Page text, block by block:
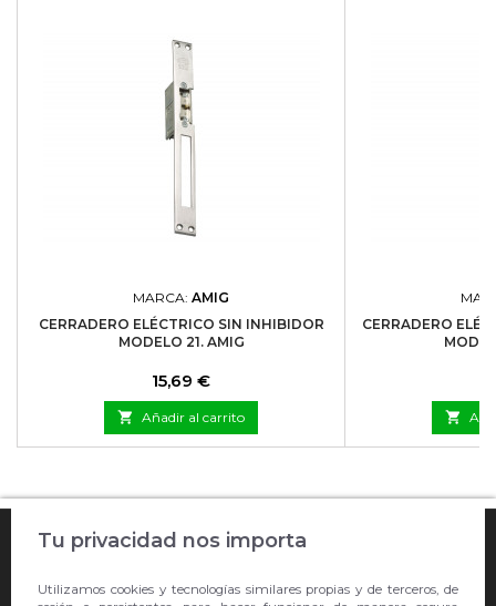
Tu privacidad nos importa
Utilizamos cookies y tecnologías similares propias y de terceros, de
MARCA: AMIG
CERRADERO ELÉCTRICO SIN INHIBIDOR
MODELO 21. AMIG
Precio
15,69 €
 Añadir al carrito
CERRADERO

COMPRA ONLINE
EMPRESA 